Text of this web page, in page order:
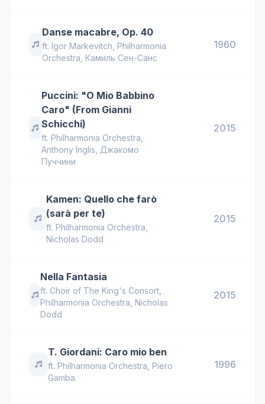
Danse macabre, Op. 40
ft. Igor Markevitch Philharmonia
Orchestra Камиль Сен-Санс
1960
Puccini: "O Mio Babbino
Caro" (From Gianni
Schicchi)
ft. Philharmonia Orchestra
Anthony Inglis Джакомо
Пуччини
2015
Kamen: Quello che farò
(sarà per te)
ft.Philharmonia Orchestra
Nicholas Dodd
2015
Nella Fantasia
ft. Choir of The King's Consort
Philharmonia Orchestra ,Nicholas
Dodd
2015
T. Giordani: Caro mio ben
ft.Philharmonia Orchestra ,Piero
Gamba
1996